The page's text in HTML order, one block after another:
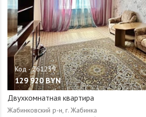
129 920 BYN
Двухкомнатная квартира